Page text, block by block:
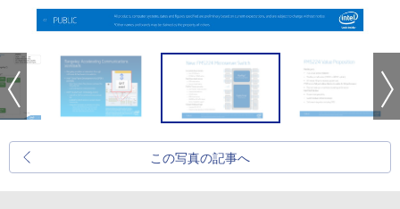
この写真の記事へ